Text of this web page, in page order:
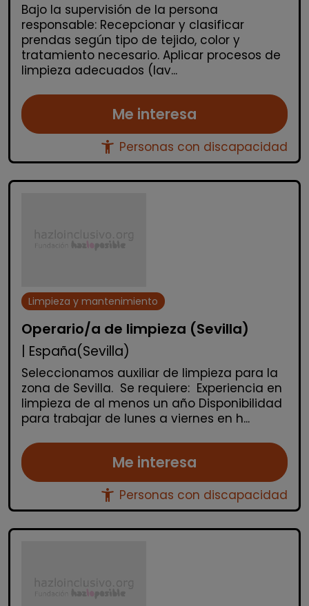
Bajo la supervisión de la persona
responsable: Recepcionar y clasificar
prendas según tipo de tejido, color y
tratamiento necesario. Aplicar procesos de
limpieza adecuados (lav...
Me interesa
accessibility_new Personas con discapacidad
Limpieza y mantenimiento
Operario/a de limpieza (Sevilla)
| España(Sevilla)
Seleccionamos auxiliar de limpieza para la
zona de Sevilla. Se requiere: Experiencia en
limpieza de al menos un año Disponibilidad
para trabajar de lunes a viernes en h...
Me interesa
accessibility_new Personas con discapacidad